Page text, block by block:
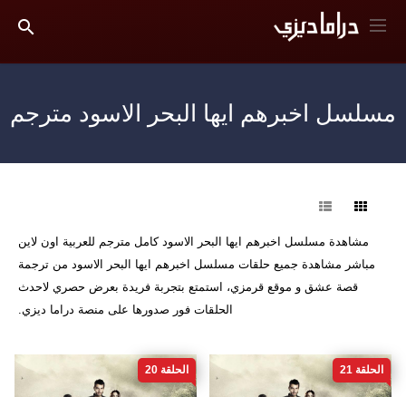
مسلسل اخبرهم ايها البحر الاسود مترجم
مشاهدة مسلسل اخبرهم ايها البحر الاسود كامل مترجم للعربية اون لاين
مباشر مشاهدة جميع حلقات مسلسل اخبرهم ايها البحر الاسود من ترجمة
قصة عشق و موقع قرمزي، استمتع بتجربة فريدة بعرض حصري لاحدث
الحلقات فور صدورها على منصة دراما ديزي.
الحلقة 21 الحلقة 20